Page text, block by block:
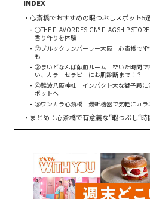
心斎橋でおすすめの暇つぶしスポット5
①THE FLAVOR DESIGN®︎ FLAGSHIP
香り作りを体験
②ブルックリンパーラー大阪｜心斎橋で
も
③まいどなんば献血ルーム｜空いた時間
い、カラーセラピーにお肌診断まで！？
④難波八阪神社｜インパクト大な獅子殿
ポットへ
⑤ワンカラ心斎橋｜最新機器で気軽にカラ
まとめ：心斎橋で有意義な“暇つぶし“時